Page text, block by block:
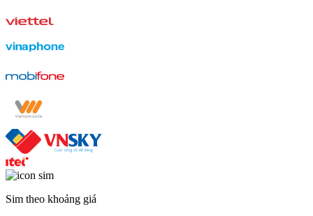
Sim theo khoảng giá